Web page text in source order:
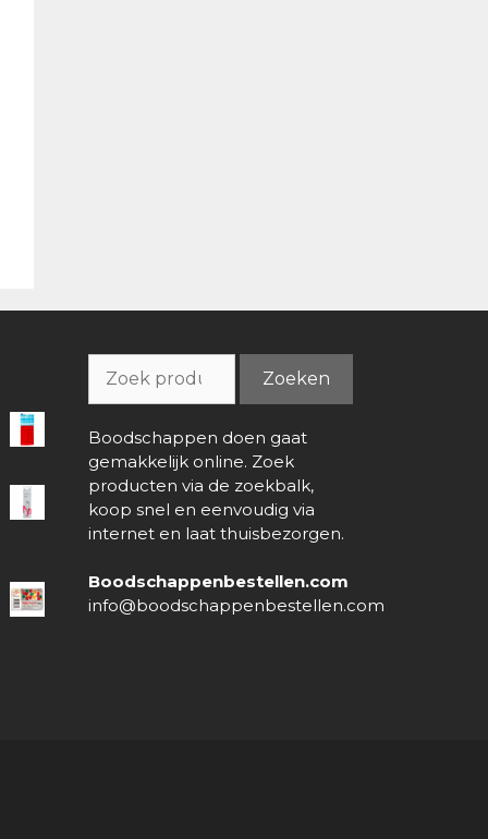
naar:
Zoeken
Boodschappen doen gaat
gemakkelijk online. Zoek
producten via de zoekbalk,
koop snel en eenvoudig via
internet en laat thuisbezorgen.
Boodschappenbestellen.com
info@boodschappenbestellen.com